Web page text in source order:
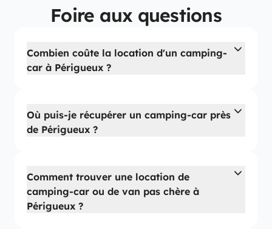
Foire aux questions
Combien coûte la location d'un camping-
car à Périgueux ?
Où puis-je récupérer un camping-car près
de Périgueux ?
Comment trouver une location de
camping-car ou de van pas chère à
Périgueux ?